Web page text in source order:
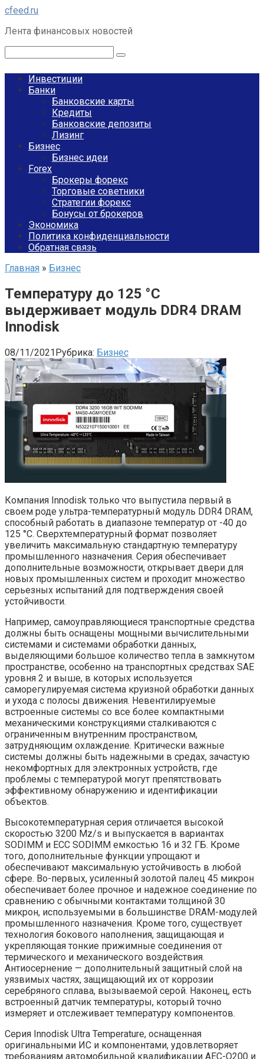
Перейти
контенту
cfeed.ru
Лента финансовых новостей
Инвестиции
Банки
Банковские карты
Кредиты
Банковские депозиты
Лизинг
Бизнес
Бизнес идеи
Forex
Брокеры форекс
Торговые советники
Стратегии форекс
Бонусы от брокеров
Экономика
Политика конфиденциальности
Обратная связь
Главная » Бизнес
Температуру до 125 °C
выдерживает модуль DDR4 DRAM
Innodisk
08/11/2021Рубрика: Бизнес
Компания Innodisk только что выпустила первый в
своем роде ультра-температурный модуль DDR4 DRAM,
способный работать в диапазоне температур от -40 до
125 °C. Сверхтемпературный формат позволяет
увеличить максимальную стандартную температуру
промышленного назначения. Серия обеспечивает
дополнительные возможности, открывает двери для
новых промышленных систем и проходит множество
серьезных испытаний для подтверждения своей
устойчивости.
Например, самоуправляющиеся транспортные средства
должны быть оснащены мощными вычислительными
системами и системами обработки данных,
выделяющими большое количество тепла в замкнутом
пространстве, особенно на транспортных средствах SAE
уровня 2 и выше, в которых используется
саморегулируемая система круизной обработки данных
и ухода с полосы движения. Невентилируемые
встроенные системы со все более компактными
механическими конструкциями сталкиваются с
ограниченным внутренним пространством,
затрудняющим охлаждение. Критически важные
системы должны быть надежными в средах, зачастую
некомфортных для электронных устройств, где
проблемы с температурой могут препятствовать
эффективному обнаружению и идентификации
объектов.
Высокотемпературная серия отличается высокой
скоростью 3200 Mz/s и выпускается в вариантах
SODIMM и ECC SODIMM емкостью 16 и 32 ГБ. Кроме
того, дополнительные функции упрощают и
обеспечивают максимальную устойчивость в любой
сфере. Во-первых, усиленный золотой палец 45 микрон
обеспечивает более прочное и надежное соединение по
сравнению с обычными контактами толщиной 30
микрон, используемыми в большинстве DRAM-модулей
промышленного назначения. Кроме того, существует
технология бокового наполнения, защищающая и
укрепляющая тонкие прижимные соединения от
термического и механического воздействия.
Антиосернение — дополнительный защитный слой на
уязвимых частях, защищающий их от коррозии
серебряного сплава, вызываемой серой. Наконец, есть
встроенный датчик температуры, который точно
измеряет и отслеживает температуру компонентов.
Серия Innodisk Ultra Temperature, оснащенная
оригинальными ИС и компонентами, удовлетворяет
требованиям автомобильной квалификации AEC-Q200 и